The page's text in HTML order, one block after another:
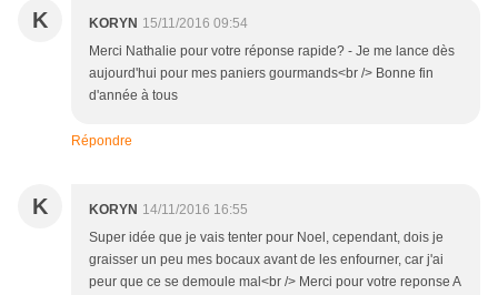
K KORYN 15/11/2016 09:54
Merci Nathalie pour votre réponse rapide? - Je me lance dès
aujourd'hui pour mes paniers gourmands<br /> Bonne fin
d'année à tous
Répondre
K KORYN 14/11/2016 16:55
Super idée que je vais tenter pour Noel, cependant, dois je
graisser un peu mes bocaux avant de les enfourner, car j'ai
peur que ce se demoule mal<br /> Merci pour votre reponse A